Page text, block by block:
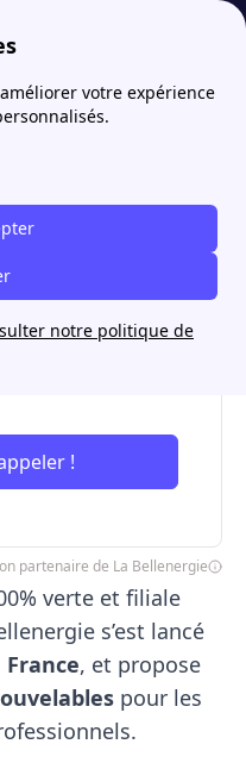
votre expérience
notre politique de
Qui est la bellenergie, votre fournisseur d'énergie 100% renouvelable ?
!
partenaire de La Bellenergie
verte et filiale
s’est lancé
France, et propose
pour les